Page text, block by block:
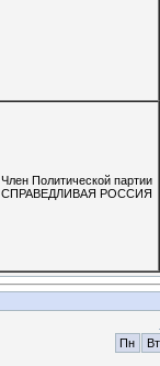
Член Политической партии
СПРАВЕДЛИВАЯ РОССИЯ
Пн
Вт